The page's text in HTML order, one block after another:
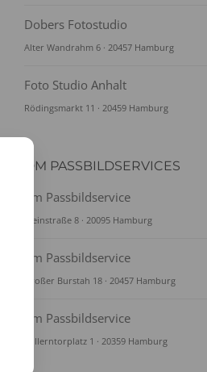
Dobers Fotostudio
Alter Wandrahm 6 · 20457 Hamburg
Foto Studio Anhalt
Rödingsmarkt 11 · 20459 Hamburg
DM PASSBILDSERVICES
dm Passbildservice
Steinstraße 8 · 20095 Hamburg
dm Passbildservice
Großer Burstah 18 · 20457 Hamburg
dm Passbildservice
Millerntorplatz 1 · 20359 Hamburg